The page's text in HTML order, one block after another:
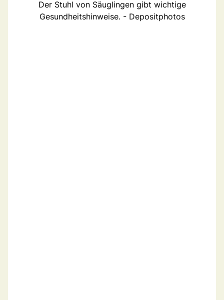
Der Stuhl von Säuglingen gibt wichtige
Gesundheitshinweise. - Depositphotos